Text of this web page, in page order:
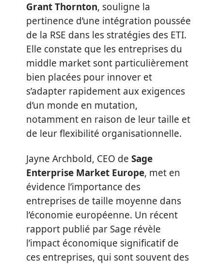
Grant Thornton, souligne la
pertinence d’une intégration poussée
de la RSE dans les stratégies des ETI.
Elle constate que les entreprises du
middle market sont particulièrement
bien placées pour innover et
s’adapter rapidement aux exigences
d’un monde en mutation,
notamment en raison de leur taille et
de leur flexibilité organisationnelle.
Jayne Archbold, CEO de Sage
Enterprise Market Europe, met en
évidence l’importance des
entreprises de taille moyenne dans
l’économie européenne. Un récent
rapport publié par Sage révèle
l’impact économique significatif de
ces entreprises, qui sont souvent des